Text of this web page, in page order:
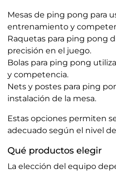
Mesas de ping pong para
entrenamiento y
Raquetas para ping pong
precisión en el juego.
Bolas para ping pong
y competencia.
Nets y postes para ping
instalación de la mesa.
Estas opciones permiten
adecuado según el nivel
Qué productos elegir
La elección del equipo